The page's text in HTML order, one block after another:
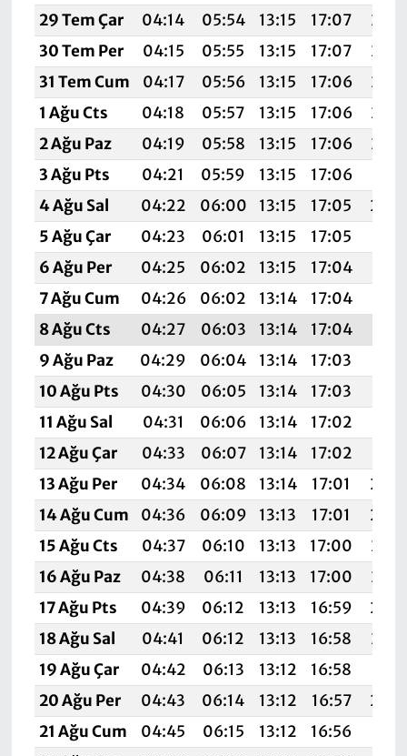
29 Tem Çar
04:14 05:54 13:15 17:07
30 Tem Per
04:15 05:55 13:15 17:07
31 Tem Cum
04:17 05:56 13:15 17:06
1 Ağu Cts
04:18 05:57 13:15 17:06
2 Ağu Paz
04:19 05:58 13:15 17:06
3 Ağu Pts
04:21 05:59 13:15 17:06
4 Ağu Sal
04:22 06:00 13:15 17:05
5 Ağu Çar
04:23 06:01 13:15 17:05
6 Ağu Per
04:25 06:02 13:15 17:04
7 Ağu Cum
04:26 06:02 13:14 17:04
8 Ağu Cts
04:27 06:03 13:14 17:04
9 Ağu Paz
04:29 06:04 13:14 17:03
10 Ağu Pts
04:30 06:05 13:14 17:03
11 Ağu Sal
04:31 06:06 13:14 17:02
12 Ağu Çar
04:33 06:07 13:14 17:02
13 Ağu Per
04:34 06:08 13:14 17:01
14 Ağu Cum
04:36 06:09 13:13 17:01
15 Ağu Cts
04:37 06:10 13:13 17:00
16 Ağu Paz
04:38 06:11 13:13 17:00
17 Ağu Pts
04:39 06:12 13:13 16:59
18 Ağu Sal
04:41 06:12 13:13 16:58
19 Ağu Çar
04:42 06:13 13:12 16:58
20 Ağu Per
04:43 06:14 13:12 16:57
21 Ağu Cum
04:45 06:15 13:12 16:56